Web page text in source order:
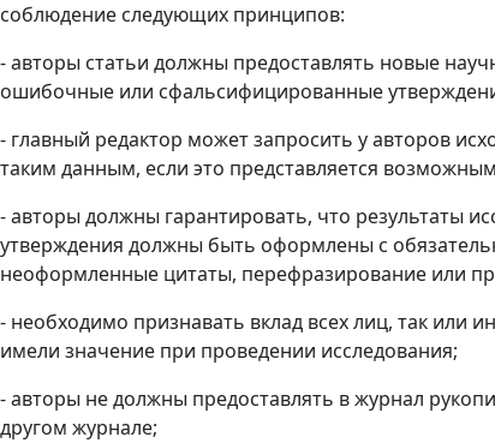
соблюдение следующих принципов:
- авторы статьи должны предоставлять новые
ошибочные или сфальсифицированные
- главный редактор может запросить у авторов
таким данным, если это представляется
- авторы должны гарантировать, что результаты
утверждения должны быть оформлены с
неоформленные цитаты, перефразирование или
- необходимо признавать вклад всех лиц, так или
имели значение при проведении исследования;
- авторы не должны предоставлять в журнал
другом журнале;